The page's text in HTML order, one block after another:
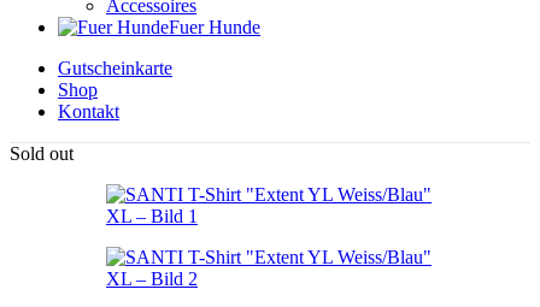
Accessoires
Fuer Hunde
Gutscheinkarte
Shop
Kontakt
Sold out